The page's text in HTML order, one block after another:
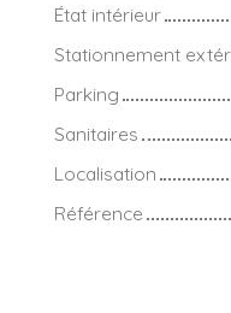
État intérieur
Stationnement
Parking
Sanitaires
Localisation
Référence